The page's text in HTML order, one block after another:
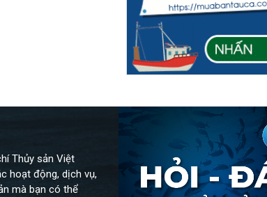
Thủy sản Việt
hoạt động, dịch vụ,
mà bạn có thể